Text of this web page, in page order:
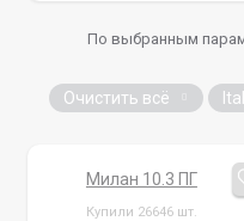
По выбранным
Очистить всё
Милан 10.3 ПГ
Купили 26646 шт.